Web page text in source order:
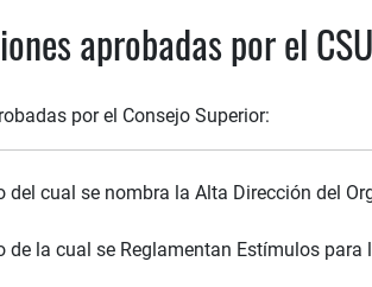
aprobadas por el CSU
por el Consejo Superior:
del cual se nombra la Alta Dirección del
de la cual se Reglamentan Estímulos